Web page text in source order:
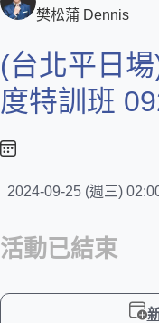
樊松蒲 Dennis
(台北平日
度特訓班
2024-09-25 (週三)
活動已結束